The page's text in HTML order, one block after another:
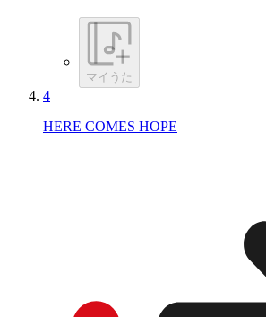
マイうた
4
HERE COMES HOPE